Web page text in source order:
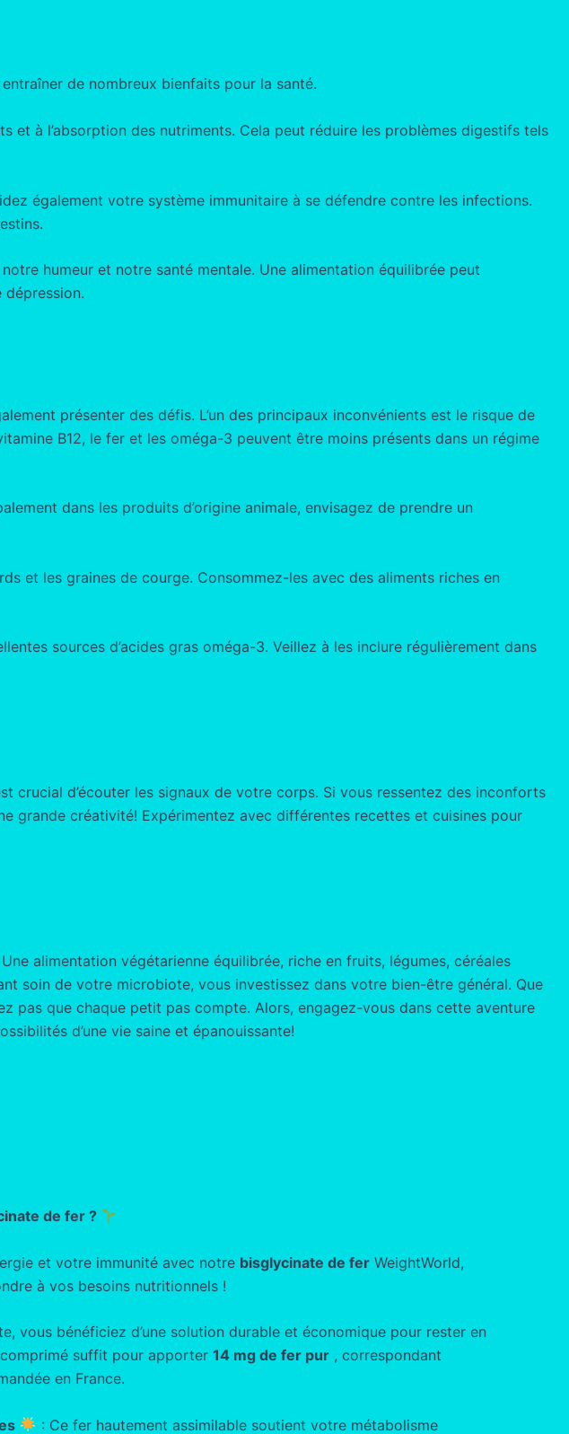
de nombreux bienfaits pour la santé.
et à l’absorption des nutriments. Cela peut réduire les problèmes digestifs tels
également votre système immunitaire à se défendre contre les infections.
humeur et notre santé mentale. Une alimentation équilibrée peut
présenter des défis. L’un des principaux inconvénients est le risque de
B12, le fer et les oméga-3 peuvent être moins présents dans un régime
dans les produits d’origine animale, envisagez de prendre un
et les graines de courge. Consommez-les avec des aliments riches en
sources d’acides gras oméga-3. Veillez à les inclure régulièrement dans
crucial d’écouter les signaux de votre corps. Si vous ressentez des inconforts
grande créativité! Expérimentez avec différentes recettes et cuisines pour
alimentation végétarienne équilibrée, riche en fruits, légumes, céréales
soin de votre microbiote, vous investissez dans votre bien-être général. Que
pas que chaque petit pas compte. Alors, engagez-vous dans cette aventure
d’une vie saine et épanouissante!
de fer ?
et votre immunité avec notre bisglycinate de fer WeightWorld,
à vos besoins nutritionnels !
vous bénéficiez d’une solution durable et économique pour rester en
suffit pour apporter14 mg de fer pur , correspondant
en France.
: Ce fer hautement assimilable soutient votre métabolisme